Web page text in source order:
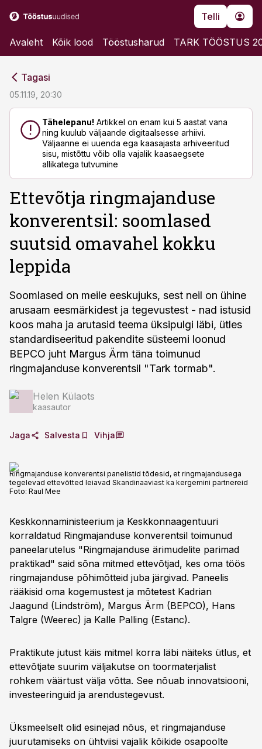
Telli
Avaleht Kõik lood Tööstusharud TARK TÖÖSTUS
Tagasi
05.11.19, 20:30
Tähelepanu! Artikkel on enam kui 5 aastat vana
ning kuulub väljaande digitaalsesse arhiivi.
Väljaanne ei uuenda ega kaasajasta arhiveeritud
sisu, mistõttu võib olla vajalik kaasaegsete
allikatega tutvumine
Ettevõtja ringmajanduse
konverentsil: soomlased
suutsid omavahel kokku
leppida
Soomlased on meile eeskujuks, sest neil on ühine
arusaam eesmärkidest ja tegevustest - nad istusid
koos maha ja arutasid teema üksipulgi läbi, ütles
standardiseeritud pakendite süsteemi loonud
BEPCO juht Margus Ärm täna toimunud
ringmajanduse konverentsil "Tark tormab".
Helen Külaots
kaasautor
Jaga Salvesta Vihja
Ringmajanduse konverentsi panelistid tõdesid, et ringmajandusega
tegelevad ettevõtted leiavad Skandinaaviast ka kergemini partnereid
Foto: Raul Mee
Keskkonnaministeerium ja Keskkonnaagentuuri
korraldatud Ringmajanduse konverentsil toimunud
paneelarutelus "Ringmajanduse ärimudelite parimad
praktikad" said sõna mitmed ettevõtjad, kes oma töös
ringmajanduse põhimõtteid juba järgivad. Paneelis
rääkisid oma kogemustest ja mõtetest Kadrian
Jaagund (Lindström), Margus Ärm (BEPCO), Hans
Talgre (Weerec) ja Kalle Palling (Estanc).
Praktikute jutust käis mitmel korra läbi näiteks ütlus, et
ettevõtjate suurim väljakutse on toormaterjalist
rohkem väärtust välja võtta. See nõuab innovatsiooni,
investeeringuid ja arendustegevust.
Üksmeelselt olid esinejad nõus, et ringmajanduse
juurutamiseks on ühtviisi vajalik kõikide osapoolte